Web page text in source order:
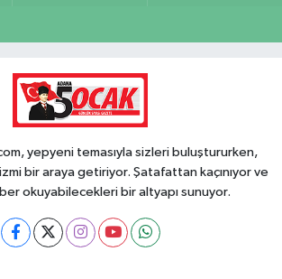
yepyeni temasıyla sizleri buluştururken,
bir araya getiriyor. Şatafattan kaçınıyor ve
okuyabilecekleri bir altyapı sunuyor.